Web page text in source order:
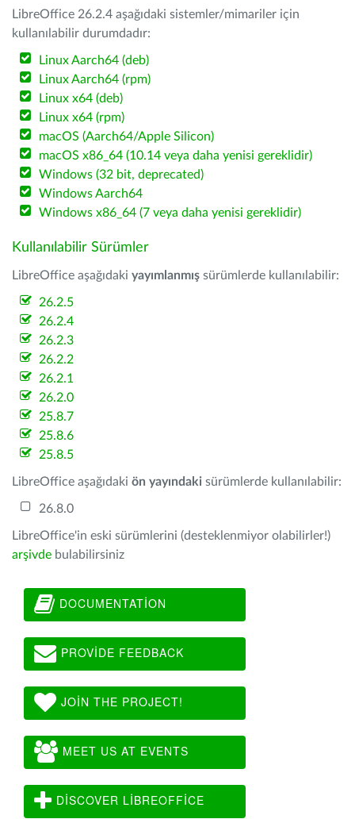
LibreOffice 26.2.4 aşağıdaki sistemler/mimariler için
kullanılabilir durumdadır:
Linux Aarch64 (deb)
Linux Aarch64 (rpm)
Linux x64 (deb)
Linux x64 (rpm)
macOS (Aarch64/Apple Silicon)
macOS x86_64 (10.14 veya daha yenisi gereklidir)
Windows (32 bit, deprecated)
Windows Aarch64
Windows x86_64 (7 veya daha yenisi gereklidir)
Kullanılabilir Sürümler
LibreOffice aşağıdaki yayımlanmış sürümlerde kullanılabilir:
26.2.5
26.2.4
26.2.3
26.2.2
26.2.1
26.2.0
25.8.7
25.8.6
25.8.5
LibreOffice aşağıdaki ön yayındaki sürümlerde kullanılabilir:
26.8.0
LibreOffice'in eski sürümlerini (desteklenmiyor olabilirler!)
arşivde bulabilirsiniz
DOCUMENTATION
PROVIDE FEEDBACK
JOIN THE PROJECT!
MEET US AT EVENTS
DISCOVER LIBREOFFICE